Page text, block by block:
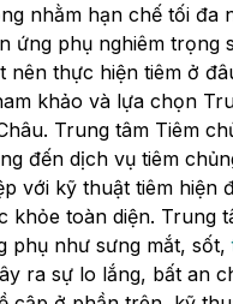
nhằm hạn chế tối đa
ứng phụ nghiêm trọng
nên thực hiện tiêm ở
khảo và lựa chọn
Trung tâm Tiêm
đến dịch vụ tiêm
với kỹ thuật tiêm hiện
khỏe toàn diện. Trung
phụ như sưng mắt, sốt,
ra sự lo lắng, bất an